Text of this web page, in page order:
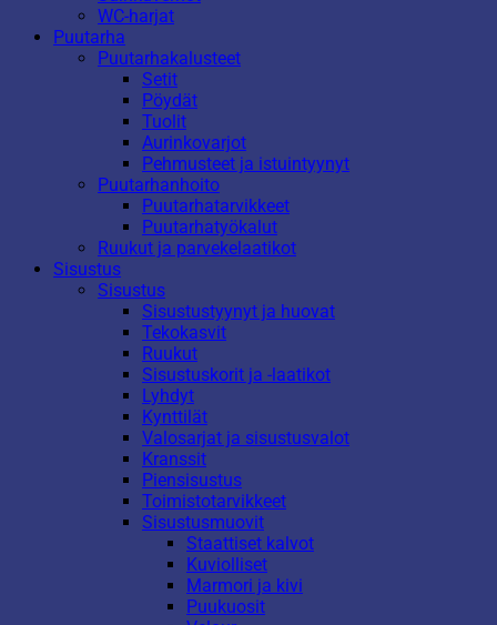
WC-harjat
Puutarha
Puutarhakalusteet
Setit
Pöydät
Tuolit
Aurinkovarjot
Pehmusteet ja istuintyynyt
Puutarhanhoito
Puutarhatarvikkeet
Puutarhatyökalut
Ruukut ja parvekelaatikot
Sisustus
Sisustus
Sisustustyynyt ja huovat
Tekokasvit
Ruukut
Sisustuskorit ja -laatikot
Lyhdyt
Kynttilät
Valosarjat ja sisustusvalot
Kranssit
Piensisustus
Toimistotarvikkeet
Sisustusmuovit
Staattiset kalvot
Kuviolliset
Marmori ja kivi
Puukuosit